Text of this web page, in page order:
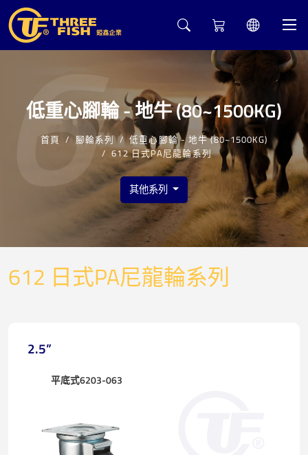
低重心腳輪 - 地牛 (80~1500KG)
首頁 腳輪系列
低重心腳輪 - 地牛 (80~1500KG)
612 日式PA尼龍輪系列
其他系列
6
612 日式PA尼龍輪系列
2.5”
平底式6203-063